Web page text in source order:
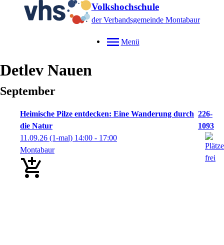
Volkshochschule
der Verbandsgemeinde Montabaur
Menü
Detlev Nauen
September
Heimische Pilze entdecken: Eine Wanderung durch
die Natur
226-
1093
11.09.26 (1-mal) 14:00 - 17:00
Montabaur